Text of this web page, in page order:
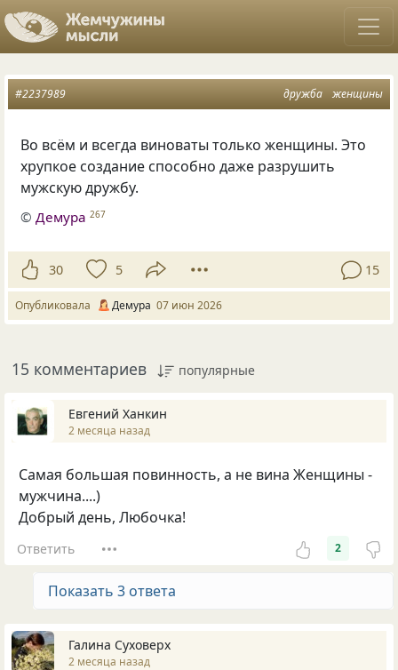
дружба женщины
#2237989
Во всём и всегда виноваты только женщины. Это
хрупкое создание способно даже разрушить
мужскую дружбу.
© Демура 267
30 5 15
Опубликовала Демура 07 июн 2026
15 комментариев популярные
Евгений Ханкин
2 месяца назад
Самая большая повинность, а не вина Женщины -
мужчина....)
Добрый день, Любочка!
Ответить 2
Показать 3 ответа
Галина Суховерх
2 месяца назад